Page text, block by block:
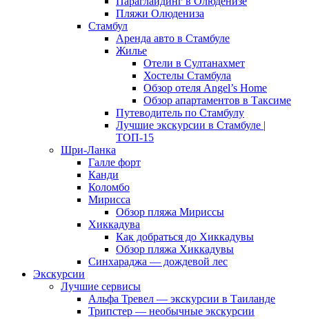
Пляжи Олюдениза
Стамбул
Аренда авто в Стамбуле
Жилье
Отели в Султанахмет
Хостелы Стамбула
Обзор отеля Angel’s Home
Обзор апартаментов в Таксиме
Путеводитель по Стамбулу
Лучшие экскурсии в Стамбуле |
ТОП-15
Шри-Ланка
Галле форт
Канди
Коломбо
Мирисса
Обзор пляжа Мириссы
Хиккадува
Как добраться до Хиккадувы
Обзор пляжа Хиккадувы
Синхараджа — дождевой лес
Экскурсии
Лучшие сервисы
Альфа Тревел — экскурсии в Таиланде
Трипстер — необычные экскурсии